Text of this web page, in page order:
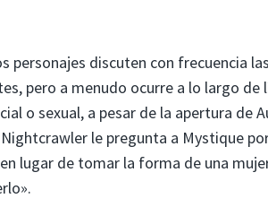
personajes discuten con frecuencia
pero a menudo ocurre a lo largo de
o sexual, a pesar de la apertura de
le pregunta a Mystique
lugar de tomar la forma de una